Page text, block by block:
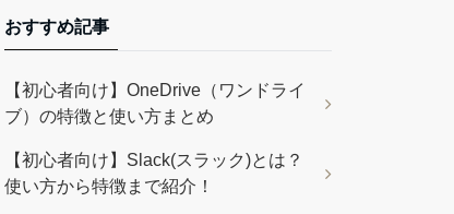
おすすめ記事
【初心者向け】OneDrive（ワンドライ
ブ）の特徴と使い方まとめ
【初心者向け】Slack(スラック)とは？
使い方から特徴まで紹介！